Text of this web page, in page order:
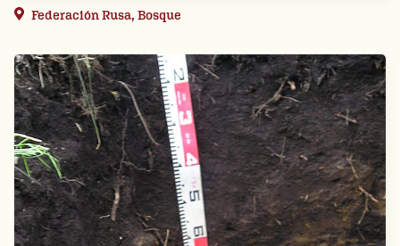
Federación Rusa, Bosque